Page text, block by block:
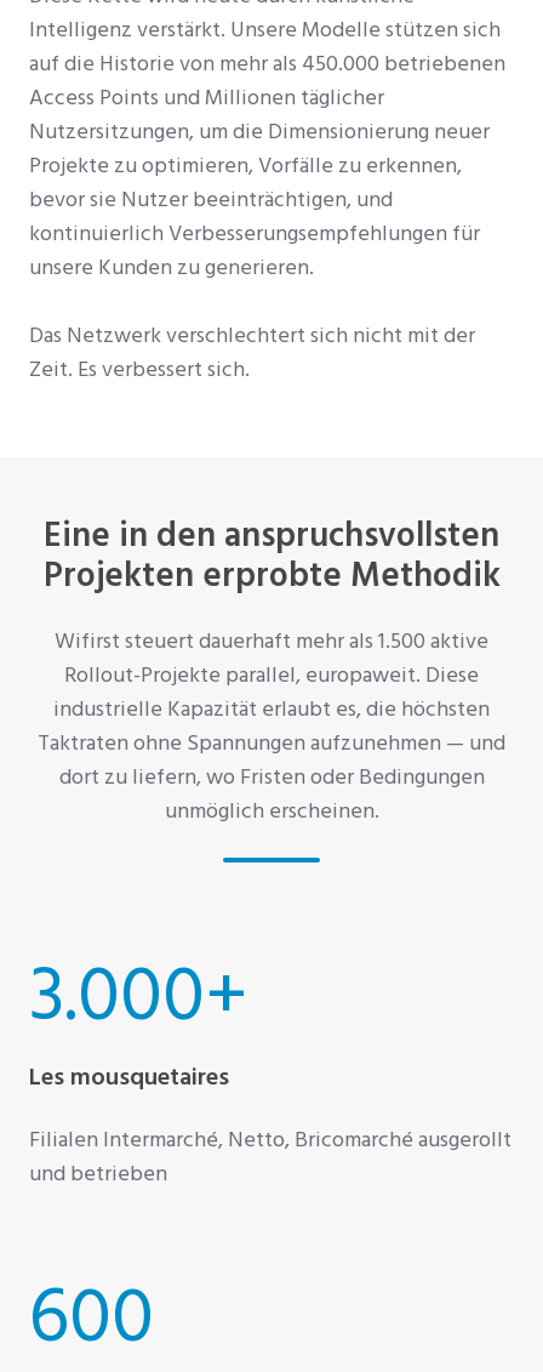
Intelligenz verstärkt. Unsere Modelle stützen sich
auf die Historie von mehr als 450.000 betriebenen
Access Points und Millionen täglicher
Nutzersitzungen, um die Dimensionierung neuer
Projekte zu optimieren, Vorfälle zu erkennen,
bevor sie Nutzer beeinträchtigen, und
kontinuierlich Verbesserungsempfehlungen für
unsere Kunden zu generieren.
Das Netzwerk verschlechtert sich nicht mit der
Zeit. Es verbessert sich.
Eine in den anspruchsvollsten
Projekten erprobte Methodik
Wifirst steuert dauerhaft mehr als 1.500 aktive
Rollout-Projekte parallel, europaweit. Diese
industrielle Kapazität erlaubt es, die höchsten
Taktraten ohne Spannungen aufzunehmen — und
dort zu liefern, wo Fristen oder Bedingungen
unmöglich erscheinen.
3.000+
Les mousquetaires
Filialen Intermarché, Netto, Bricomarché ausgerollt
und betrieben
600